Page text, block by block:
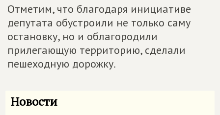
Отметим, что благодаря инициативе
депутата обустроили не только саму
остановку, но и облагородили
прилегающую территорию, сделали
пешеходную дорожку.
Новости